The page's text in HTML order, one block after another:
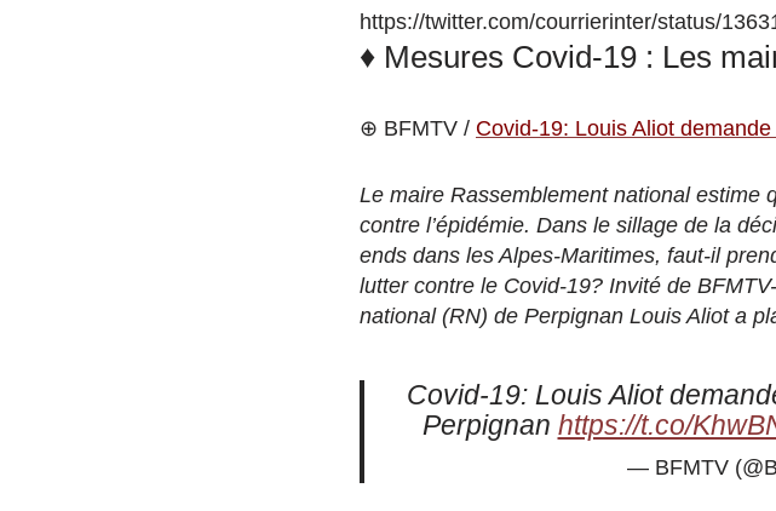
https://twitter.com/courrierinter/status/
♦ Mesures Covid-19 : Les
⊕ BFMTV / Covid-19: Louis Aliot
Le maire Rassemblement national estime
contre l’épidémie. Dans le sillage de la
ends dans les Alpes-Maritimes, faut-il
lutter contre le Covid-19? Invité de
national (RN) de Perpignan Louis Aliot a
Covid-19: Louis Aliot
Perpignan https://t.co/
— BFMTV